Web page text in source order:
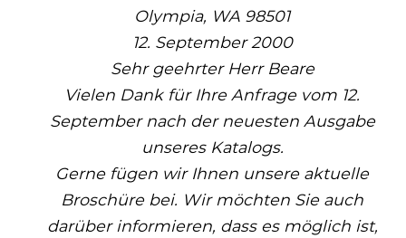
Olympia, WA 98501
12. September 2000
Sehr geehrter Herr Beare
Vielen Dank für Ihre Anfrage vom 12.
September nach der neuesten Ausgabe
unseres Katalogs.
Gerne fügen wir Ihnen unsere aktuelle
Broschüre bei. Wir möchten Sie auch
darüber informieren, dass es möglich ist,